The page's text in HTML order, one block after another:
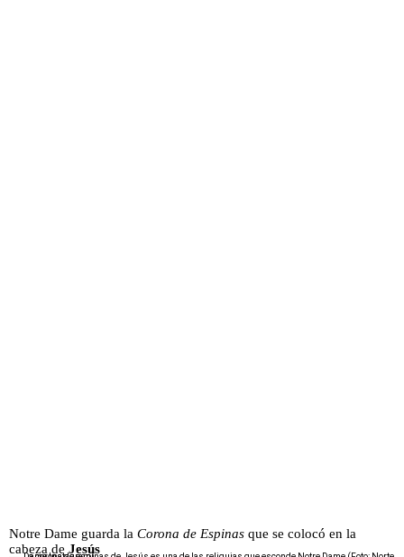
Notre Dame guarda la Corona de Espinas que se colocó en la
cabeza de Jesús